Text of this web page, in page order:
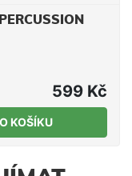
599 Kč
KOŠÍKU